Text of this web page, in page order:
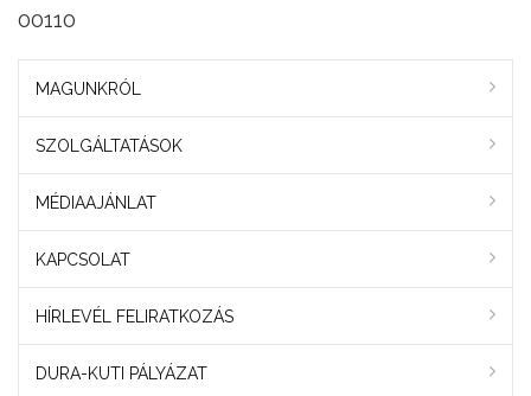
00110
MAGUNKRÓL
SZOLGÁLTATÁSOK
MÉDIAAJÁNLAT
KAPCSOLAT
HÍRLEVÉL FELIRATKOZÁS
DURA-KUTI PÁLYÁZAT